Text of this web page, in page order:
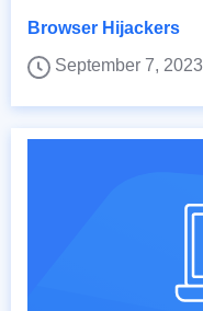
Browser Hijackers
September 7, 2023